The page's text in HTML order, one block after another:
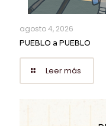
agosto 4, 2026
PUEBLO a PUEBLO
Leer más